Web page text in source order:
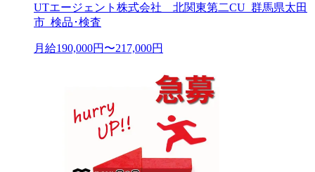
UTエージェント株式会社 北関東第二CU_群馬県太田
市_検品･検査
月給190,000円〜217,000円